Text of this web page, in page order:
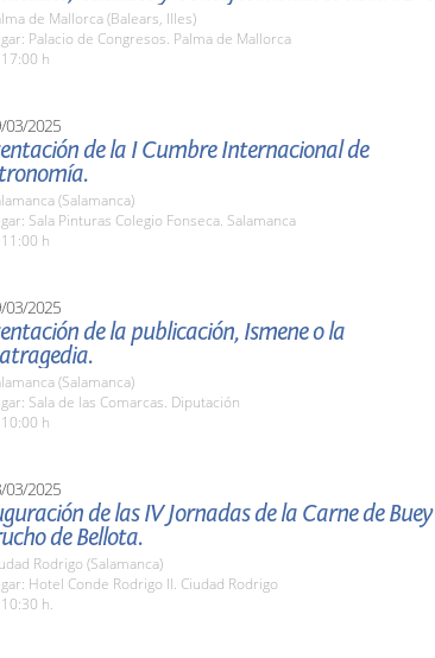
de Mallorca (Balears, Illes)
Palacio de Congresos. Palma de Mallorca
h
03/2025
de la I Cumbre Internacional de
(Salamanca)
Sala Pinturas Colegio Fonseca. Salamanca
h
03/2025
de la publicación, Ismene o la
(Salamanca)
Sala de las Comarcas. Diputación
h
03/2025
de las IV Jornadas de la Carne de Buey
de Bellota.
Rodrigo (Salamanca)
Hotel Conde Rodrigo II. Ciudad Rodrigo
h.